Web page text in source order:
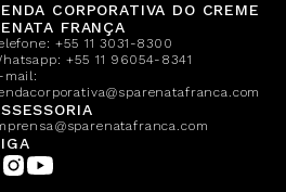
CORPORATIVA DO CREME
FRANÇA
+55 11 3031-8300
+55 11 96054-8341
mail: